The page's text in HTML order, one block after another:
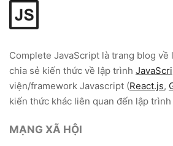
Complete JavaScript là trang blog về
chia sẻ kiến thức về lập trình
viện/framework Javascript (React.js,
kiến thức khác liên quan đến lập
MẠNG XÃ HỘI